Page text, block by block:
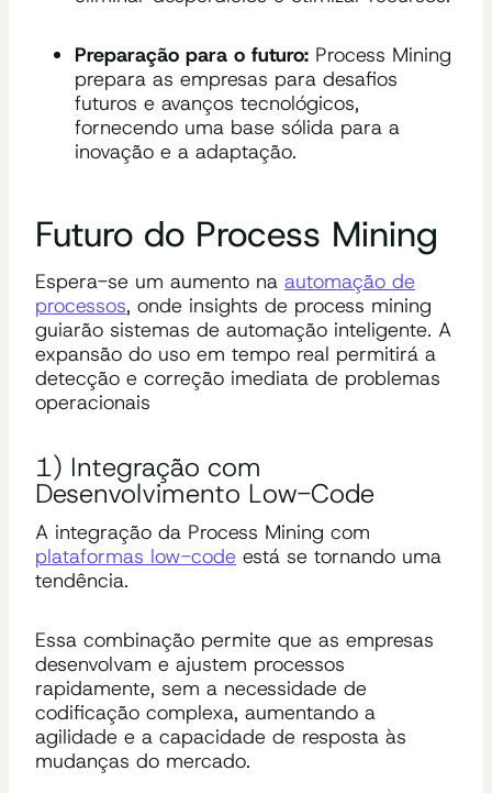
Preparação para o futuro: Process Mining
prepara as empresas para desafios
futuros e avanços tecnológicos,
fornecendo uma base sólida para a
inovação e a adaptação.
Futuro do Process Mining
Espera-se um aumento na automação de
processos, onde insights de process mining
guiarão sistemas de automação inteligente. A
expansão do uso em tempo real permitirá a
detecção e correção imediata de problemas
operacionais
1) Integração com
Desenvolvimento Low-Code
A integração da Process Mining com
plataformas low-code está se tornando uma
tendência.
Essa combinação permite que as empresas
desenvolvam e ajustem processos
rapidamente, sem a necessidade de
codificação complexa, aumentando a
agilidade e a capacidade de resposta às
mudanças do mercado.